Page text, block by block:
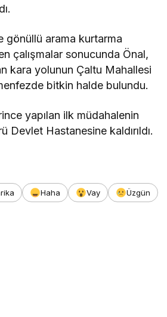
gönüllü arama kurtarma
çalışmalar sonucunda Önal,
kara yolunun Çaltu Mahallesi
bitkin halde bulundu.
yapılan ilk müdahalenin
Devlet Hastanesine kaldırıldı.
Haha Vay
Üzgün